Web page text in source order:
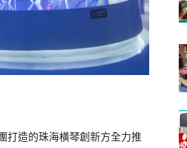
打造的珠海橫琴創新方全力推